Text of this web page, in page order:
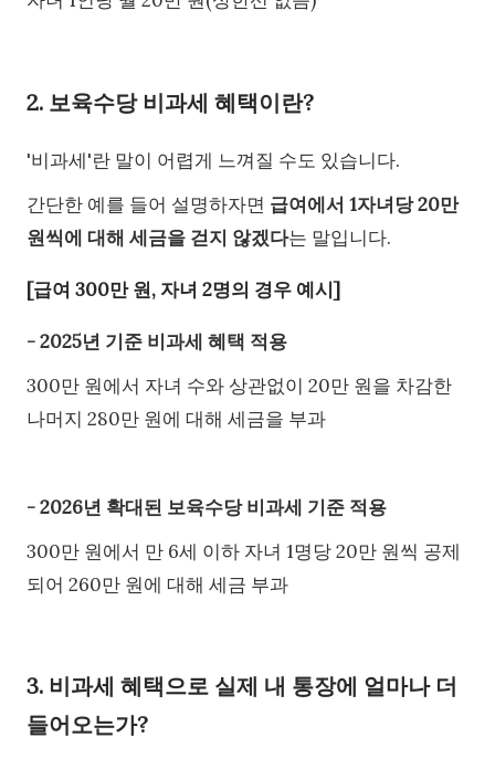
2. 보육수당 비과세 혜택이란?
'비과세'란 말이 어렵게 느껴질 수도 있습니다.
간단한 예를 들어 설명하자면 급여에서 1자녀당 20만
원씩에 대해 세금을 걷지 않겠다는 말입니다.
[급여 300만 원, 자녀 2명의 경우 예시]
- 2025년 기준 비과세 혜택 적용
300만 원에서 자녀 수와 상관없이 20만 원을 차감한
나머지 280만 원에 대해 세금을 부과
- 2026년 확대된 보육수당 비과세 기준 적용
300만 원에서 만 6세 이하 자녀 1명당 20만 원씩 공제
되어 260만 원에 대해 세금 부과
3. 비과세 혜택으로 실제 내 통장에 얼마나 더
들어오는가?